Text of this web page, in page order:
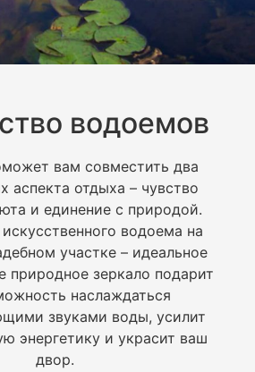
водоемов
вам совместить два
аспекта отдыха – чувство
и единение с природой.
водоема на
участке – идеальное
природное зеркало подарит
наслаждаться
звуками воды, усилит
энергетику и украсит ваш
двор.